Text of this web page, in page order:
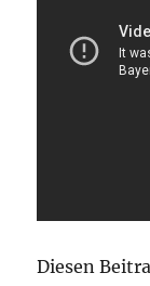
Diesen